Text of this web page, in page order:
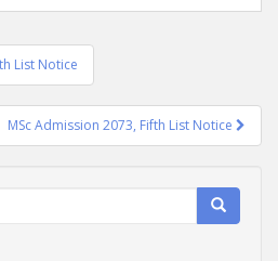
List Notice
MSc Admission 2073, Fifth List Notice